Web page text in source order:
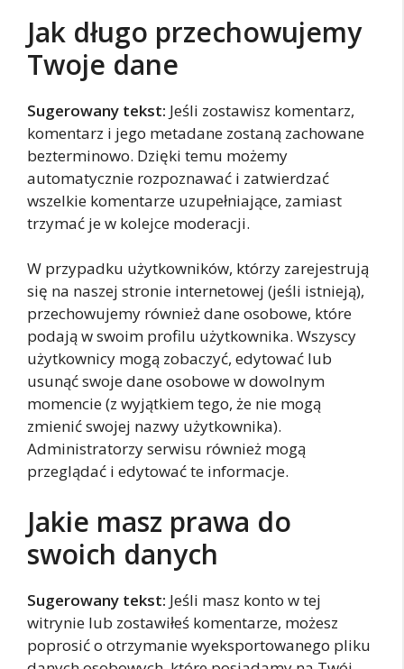
Jak długo przechowujemy
Twoje dane
Sugerowany tekst: Jeśli zostawisz komentarz,
komentarz i jego metadane zostaną zachowane
bezterminowo. Dzięki temu możemy
automatycznie rozpoznawać i zatwierdzać
wszelkie komentarze uzupełniające, zamiast
trzymać je w kolejce moderacji.
W przypadku użytkowników, którzy zarejestrują
się na naszej stronie internetowej (jeśli istnieją),
przechowujemy również dane osobowe, które
podają w swoim profilu użytkownika. Wszyscy
użytkownicy mogą zobaczyć, edytować lub
usunąć swoje dane osobowe w dowolnym
momencie (z wyjątkiem tego, że nie mogą
zmienić swojej nazwy użytkownika).
Administratorzy serwisu również mogą
przeglądać i edytować te informacje.
Jakie masz prawa do
swoich danych
Sugerowany tekst: Jeśli masz konto w tej
witrynie lub zostawiłeś komentarze, możesz
poprosić o otrzymanie wyeksportowanego pliku